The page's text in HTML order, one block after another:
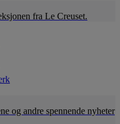
fra Le Creuset.
og andre spennende nyheter